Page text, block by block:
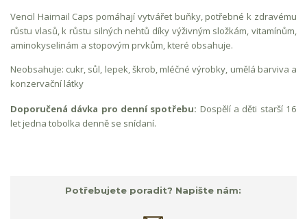
Vencil Hairnail Caps pomáhají vytvářet buňky, potřebné k zdravému
růstu vlasů, k růstu silných nehtů díky výživným složkám, vitamínům,
aminokyselinám a stopovým prvkům, které obsahuje.
Neobsahuje: cukr, sůl, lepek, škrob, mléčné výrobky, umělá barviva a
konzervační látky
Doporučená dávka pro denní spotřebu: Dospělí a děti starší 16
let jedna tobolka denně se snídaní.
Potřebujete poradit? Napište nám: